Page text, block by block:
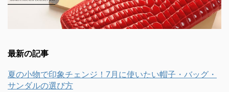
最新の記事
夏の小物で印象チェンジ！7月に使いたい帽子・バッグ・
サンダルの選び方